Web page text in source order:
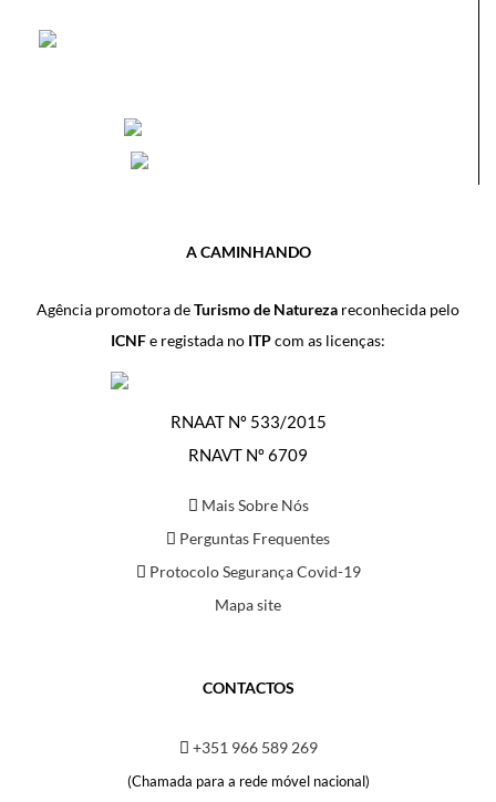
A CAMINHANDO
Agência promotora deTurismo de Natureza reconhecida pelo
ICNFe registada no ITPcom as licenças:
RNAAT Nº 533/2015
RNAVT Nº 6709
Mais Sobre Nós
Perguntas Frequentes
Protocolo Segurança Covid-19
Mapa site
CONTACTOS
+351 966 589 269
(Chamada para a rede móvel nacional)